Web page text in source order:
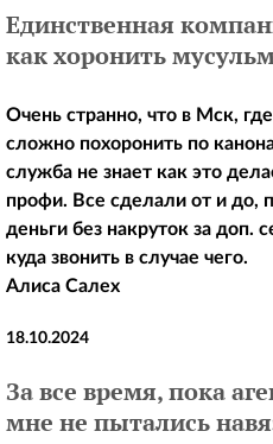
Единственная
как хоронить
Очень странно, что в Мск,
сложно похоронить по
служба не знает как это
профи. Все сделали от и до,
деньги без накруток за доп.
куда звонить в случае чего.
Алиса Салех
18.10.2024
За все время, пока
мне не пытались